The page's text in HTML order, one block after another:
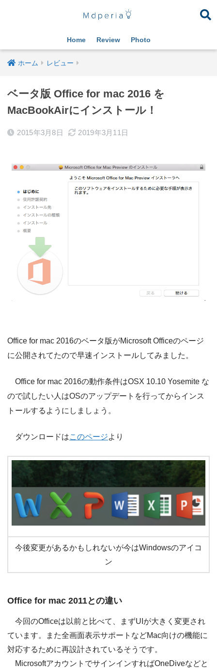
Home Review Photo
ホーム レビュー
ベータ版 Office for mac 2016 を
MacBookAirにインストール！
2015年3月8日 2019年3月11日
Office for mac 2016のベータ版がMicrosoft Officeのページ
に公開されてたので早速インストールしてみました。
Office for mac 2016の動作条件はOSX 10.10 Yosemite な
ので試したい人はOSのアップデートを行ってからインス
トールするようにしましょう。
ダウンロードはこのページより
今後変更があるかもしれないが今はWindowsのアイコ
ン
Office for mac 2011との違い
今回のOfficeは以前と比べて、まずUIが大きく変更され
ています。また全画面表示サポートなどMac向けの機能に
対応するために再設計されているそうです。
MicrosoftアカウントでサインインすればOneDiveなどと